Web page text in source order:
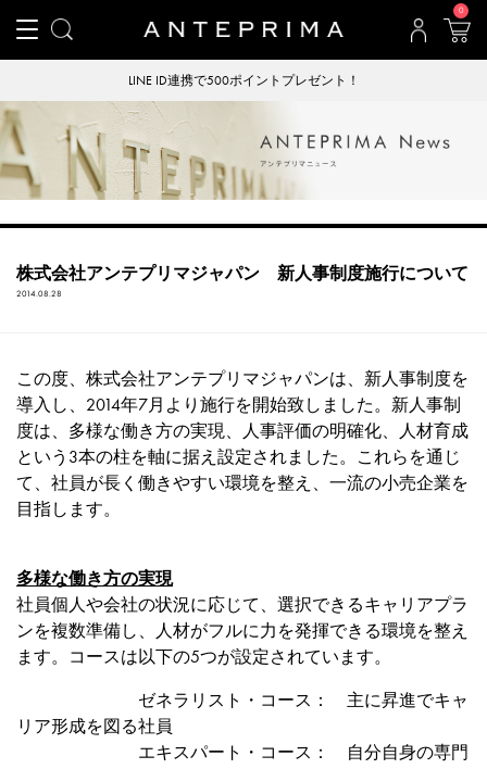
0
LINE ID連携で500ポイントプレゼント！
株式会社アンテプリマジャパン 新人事制度施行について
2014.08.28
この度、株式会社アンテプリマジャパンは、新人事制度を
導入し、2014年7月より施行を開始致しました。新人事制
度は、多様な働き方の実現、人事評価の明確化、人材育成
という3本の柱を軸に据え設定されました。これらを通じ
て、社員が長く働きやすい環境を整え、一流の小売企業を
目指します。
多様な働き方の実現
社員個人や会社の状況に応じて、選択できるキャリアプラ
ンを複数準備し、人材がフルに力を発揮できる環境を整え
ます。コースは以下の5つが設定されています。
ゼネラリスト・コース： 主に昇進でキャ
リア形成を図る社員
エキスパート・コース： 自分自身の専門